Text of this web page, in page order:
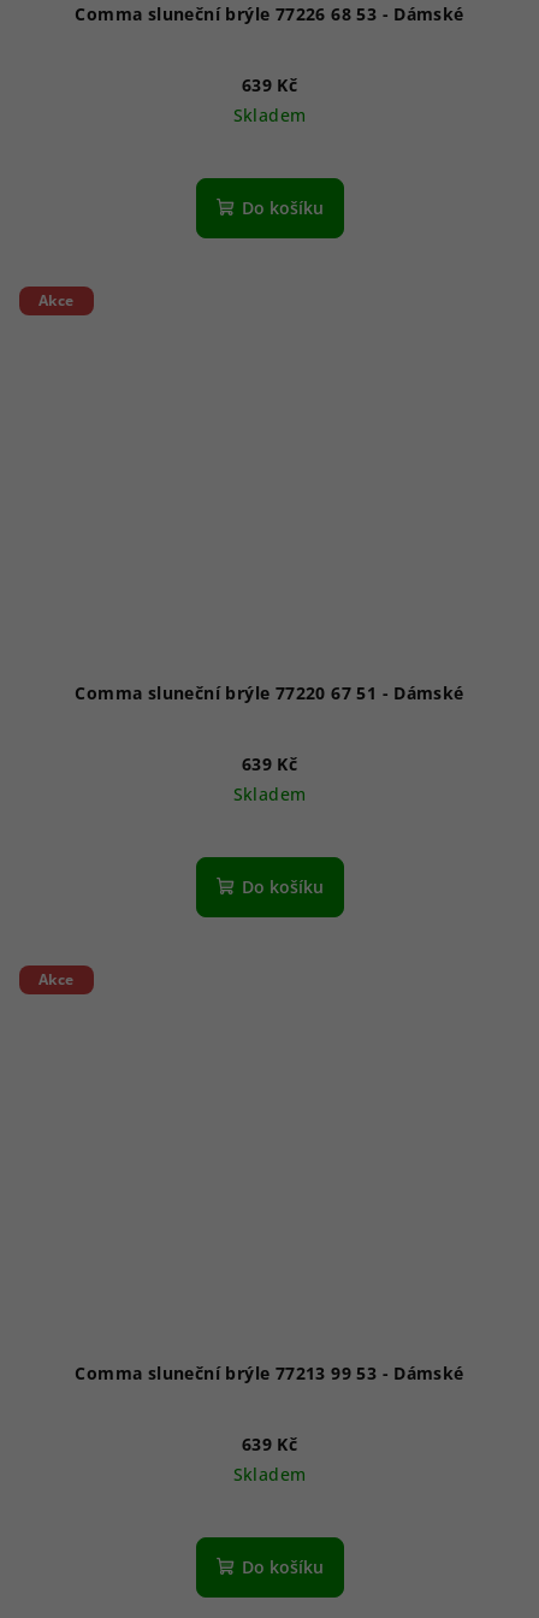
Comma sluneční brýle 77226 68 53 - Dámské
639 Kč
Skladem
Do košíku
Akce
Comma sluneční brýle 77220 67 51 - Dámské
639 Kč
Skladem
Do košíku
Akce
Comma sluneční brýle 77213 99 53 - Dámské
639 Kč
Skladem
Do košíku